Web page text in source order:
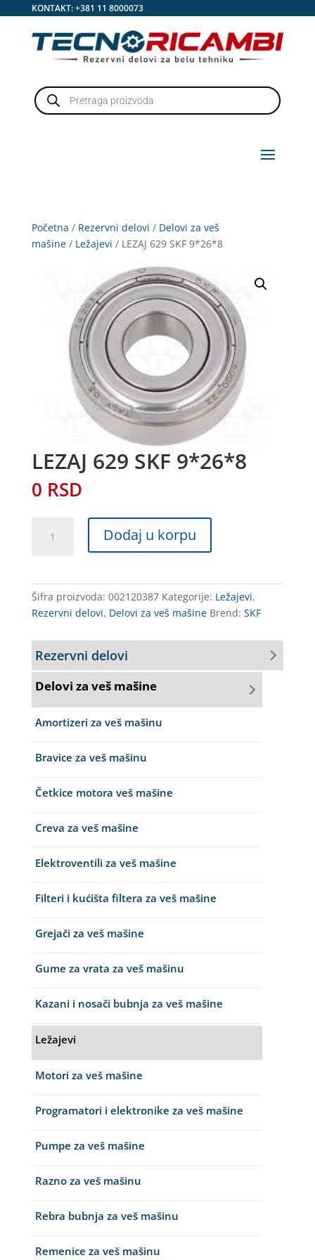
KONTAKT:+381 11 8000073
Products
search
Početna / Rezervni delovi / Delovi za veš
mašine/ Ležajevi / LEZAJ 629 SKF 9*26*8
LEZAJ 629 SKF 9*26*8
0 RSD
količina
Dodaj u korpu
Šifra proizvoda: 002120387 Kategorije: Ležajevi,
Rezervni delovi, Delovi za veš mašine Brend: SKF
Rezervni delovi
Delovi za veš mašine
Amortizeri za veš mašinu
Bravice za veš mašinu
Četkice motora veš mašine
Creva za veš mašine
Elektroventili za veš mašine
Filteri i kućišta filtera za veš mašine
Grejači za veš mašine
Gume za vrata za veš mašinu
Kazani i nosači bubnja za veš mašine
Ležajevi
Motori za veš mašine
Programatori i elektronike za veš mašine
Pumpe za veš mašine
Razno za veš mašinu
Rebra bubnja za veš mašinu
Remenice za veš mašinu